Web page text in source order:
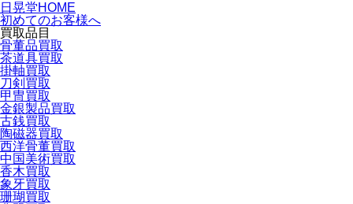
日晃堂HOME
初めてのお客様へ
買取品目
骨董品買取
茶道具買取
掛軸買取
刀剣買取
甲冑買取
金銀製品買取
古銭買取
陶磁器買取
西洋骨董買取
中国美術買取
香木買取
象牙買取
珊瑚買取